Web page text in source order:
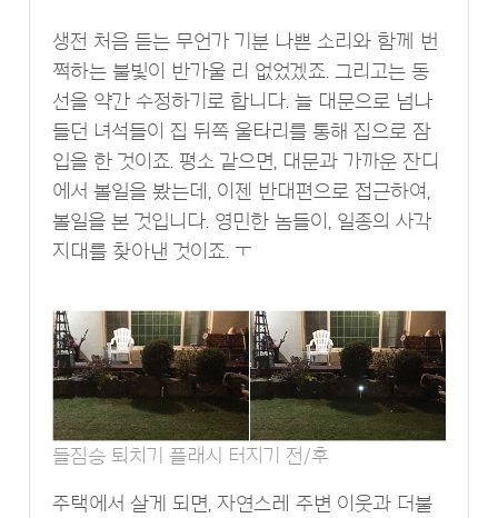
생전 처음 듣는 무언가 기분 나쁜 소리와 함께 번
쩍하는 불빛이 반가울 리 없었겠죠. 그리고는 동
선을 약간 수정하기로 합니다. 늘 대문으로 넘나
들던 녀석들이 집 뒤쪽 울타리를 통해 집으로 잠
입을 한 것이죠. 평소 같으면, 대문과 가까운 잔디
에서 볼일을 봤는데, 이젠 반대편으로 접근하여,
볼일을 본 것입니다. 영민한 놈들이, 일종의 사각
지대를 찾아낸 것이죠. ㅜ
들짐승 퇴치기 플래시 터지기 전/후
주택에서 살게 되면, 자연스레 주변 이웃과 더불